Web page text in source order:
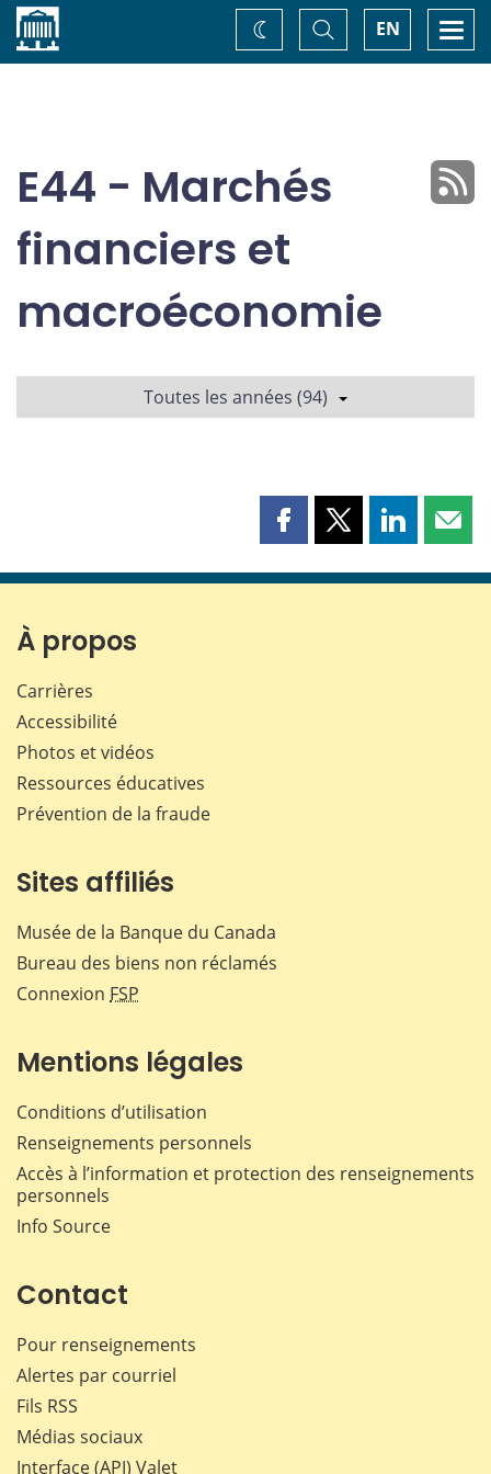
Accueil EN
Basculer
la
recherche
Changez
de
E44 - Marchés
financiers et
macroéconomie
Toutes les années (94)
Partager
page
Partager
page
Partager
page page
À propos
Carrières
Accessibilité
Photos et vidéos
Ressources éducatives
Prévention de la fraude
Sites affiliés
Musée de la Banque du Canada
Bureau des biens non réclamés
Connexion FSP
Mentions légales
Conditions d’utilisation
Renseignements personnels
Accès à l’information et protection des renseignements
personnels
Info Source
Contact
Pour renseignements
Alertes par courriel
Fils RSS
Médias sociaux
Interface (API) Valet